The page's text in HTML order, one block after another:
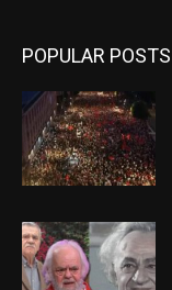
POPULAR POSTS